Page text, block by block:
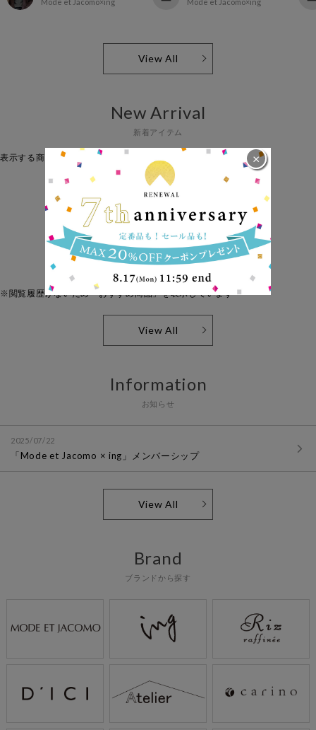
View All
New Arrival
新着アイテム
表示する商品はありません。
View All
Checked
最近チェックしたアイテム
※閲覧履歴がないため「おすすめ商品」を表示しています
View All
Information
お知らせ
2025/07/22
「Mode et Jacomo × ing」メンバーシップ
View All
Brand
ブランドから探す
×